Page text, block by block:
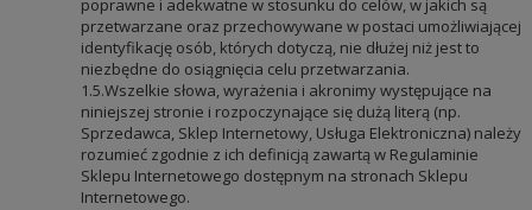
poprawne i adekwatne w stosunku do celów, w jakich są
przetwarzane oraz przechowywane w postaci umożliwiającej
identyfikację osób, których dotyczą, nie dłużej niż jest to
niezbędne do osiągnięcia celu przetwarzania.
1.5.Wszelkie słowa, wyrażenia i akronimy występujące na
niniejszej stronie i rozpoczynające się dużą literą (np.
Sprzedawca, Sklep Internetowy, Usługa Elektroniczna) należy
rozumieć zgodnie z ich definicją zawartą w Regulaminie
Sklepu Internetowego dostępnym na stronach Sklepu
Internetowego.